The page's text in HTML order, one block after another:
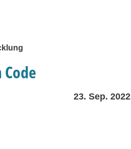
23. Sep. 2022